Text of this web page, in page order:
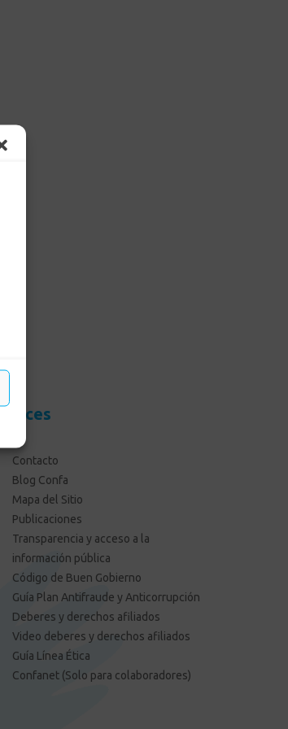
Enlaces
Contacto
Blog Confa
Mapa del Sitio
Publicaciones
Transparencia y acceso a la
información pública
Código de Buen Gobierno
Guía Plan Antifraude y Anticorrupción
Deberes y derechos afiliados
Video deberes y derechos afiliados
Guía Línea Ética
Confanet (Solo para colaboradores)